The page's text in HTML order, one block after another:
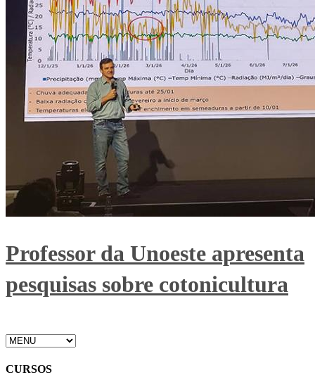
Professor da Unoeste apresenta
pesquisas sobre cotonicultura
CURSOS